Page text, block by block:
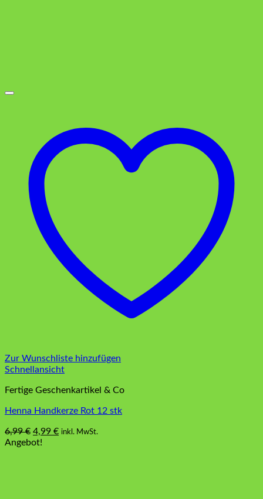
Zur Wunschliste hinzufügen
Schnellansicht
Fertige Geschenkartikel & Co
Henna Handkerze Rot 12 stk
6,99€ Ursprünglicher
Preis
4,99 €Aktueller
inkl. MwSt.
Angebot!